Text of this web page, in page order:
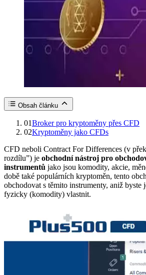
Obsah článku
01Broker pro kryptoměny přes CFD
02Kryptoměny jako CFDs
CFD neboli Contract For Differences (v
rozdílu”) je obchodní nástroj pro
instrumentů jako jsou komodity, akcie,
době také populárních kryptoměn, tento
obchodovat s těmito instrumenty, aniž byste
fyzicky (komodity) vlastnit.